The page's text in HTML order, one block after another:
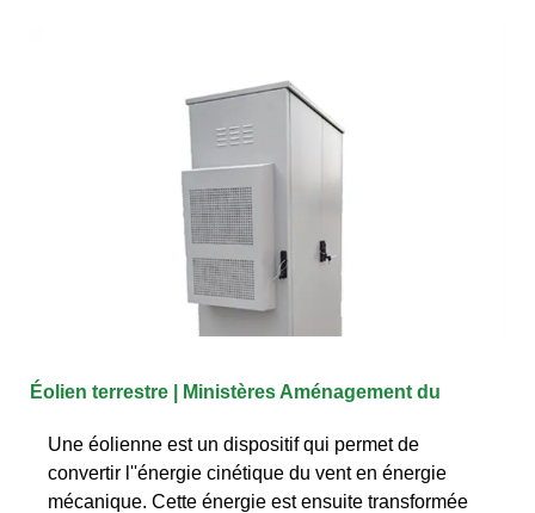
Éolien terrestre | Ministères Aménagement du
Une éolienne est un dispositif qui permet de
convertir l''énergie cinétique du vent en énergie
mécanique. Cette énergie est ensuite transformée